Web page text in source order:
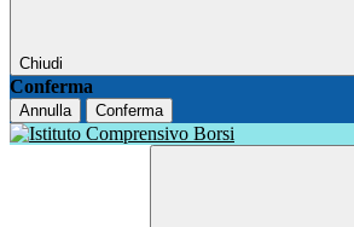
Chiudi
Conferma
Annulla Conferma